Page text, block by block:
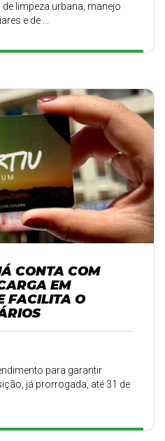
limpeza urbana, manejo
e de ...
CONTA COM
EM
FACILITA O
para garantir
já prorrogada, até 31 de